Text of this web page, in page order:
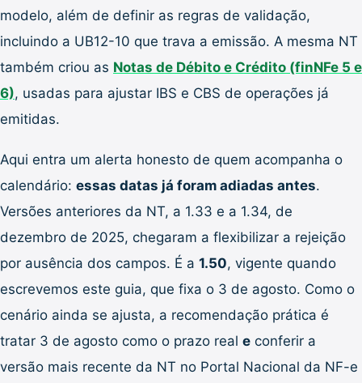
modelo, além de definir as regras de validação,
incluindo a UB12-10 que trava a emissão. A mesma NT
também criou as Notas de Débito e Crédito (finNFe 5 e
6), usadas para ajustar IBS e CBS de operações já
emitidas.
Aqui entra um alerta honesto de quem acompanha o
calendário: essas datas já foram adiadas antes.
Versões anteriores da NT, a 1.33 e a 1.34, de
dezembro de 2025, chegaram a flexibilizar a rejeição
por ausência dos campos. É a 1.50, vigente quando
escrevemos este guia, que fixa o 3 de agosto. Como o
cenário ainda se ajusta, a recomendação prática é
tratar 3 de agosto como o prazo real e conferir a
versão mais recente da NT no Portal Nacional da NF-e